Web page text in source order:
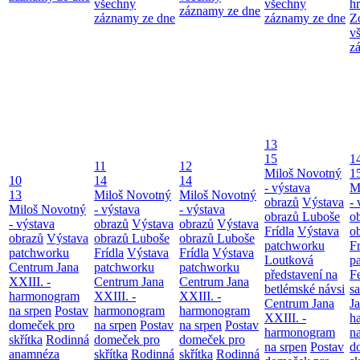
všechny
záznamy ze dne
záznamy ze dne
všechny
záznamy ze dne
10
13
Miloš Novotný
- výstava
obrazů Výstava
patchworku
Centrum Jana
XXIII. -
harmonogram
na srpen Postav
domeček pro
skřítka Rodinná
anamnéza
11
14
Miloš Novotný
- výstava
obrazů Výstava
obrazů Luboše
Frídla Výstava
patchworku
Centrum Jana
XXIII. -
harmonogram
na srpen Postav
domeček pro
skřítka Rodinná
12
14
Miloš Novotný
- výstava
obrazů Výstava
obrazů Luboše
Frídla Výstava
patchworku
Centrum Jana
XXIII. -
harmonogram
na srpen Postav
domeček pro
skřítka Rodinná
13
15
Miloš Novotný
- výstava
obrazů Výstava
obrazů Luboše
Frídla Výstava
patchworku
Loutková
představení na
betlémské návsi
Centrum Jana
XXIII. -
harmonogram
na srpen Postav
-